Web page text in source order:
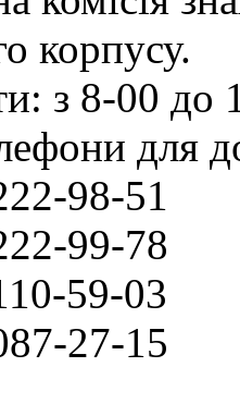
корпусу.
з 8-00 до
для
98-51
99-78
59-03
27-15